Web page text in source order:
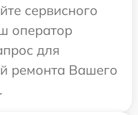
сервисного
оператор
для
ремонта Вашего